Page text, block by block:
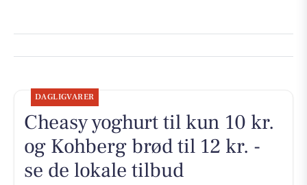
DAGLIGVARER
Cheasy yoghurt til kun 10 kr.
og Kohberg brød til 12 kr. -
se de lokale tilbud